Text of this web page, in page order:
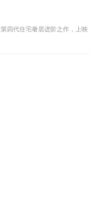
四代住宅奢居进阶之作，上映